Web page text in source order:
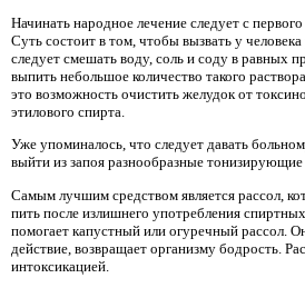
Начинать народное лечение следует с
Суть состоит в том, чтобы вызвать у
следует смешать воду, соль и соду в равных
выпить небольшое количество такого
это возможность очистить желудок от
этилового спирта.
Уже упоминалось, что следует давать
выйти из запоя разнообразные тонизирующие
Самым лучшим средством является рассол,
пить после излишнего употребления
помогает капустный или огуречный рассол.
действие, возвращает организму бодрость.
интоксикацией.